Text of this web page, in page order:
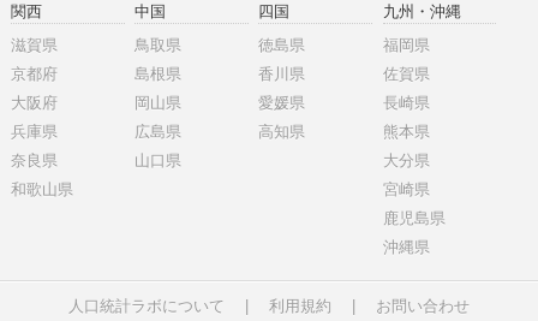
関西
滋賀県
京都府
大阪府
兵庫県
奈良県
和歌山県
中国
鳥取県
島根県
岡山県
広島県
山口県
四国
徳島県
香川県
愛媛県
高知県
九州・沖縄
福岡県
佐賀県
長崎県
熊本県
大分県
宮崎県
鹿児島県
沖縄県
人口統計ラボについて 利用規約 お問い合わせ